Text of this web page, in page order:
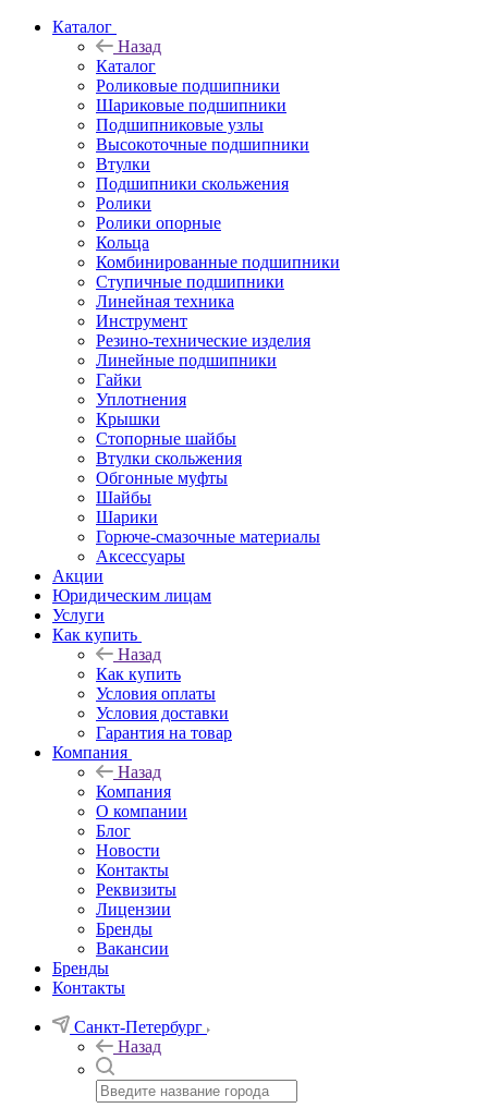
Каталог
Назад
Каталог
Роликовые подшипники
Шариковые подшипники
Подшипниковые узлы
Высокоточные подшипники
Втулки
Подшипники скольжения
Ролики
Ролики опорные
Кольца
Комбинированные подшипники
Ступичные подшипники
Линейная техника
Инструмент
Резино-технические изделия
Линейные подшипники
Гайки
Уплотнения
Крышки
Стопорные шайбы
Втулки скольжения
Обгонные муфты
Шайбы
Шарики
Горюче-смазочные материалы
Аксессуары
Акции
Юридическим лицам
Услуги
Как купить
Назад
Как купить
Условия оплаты
Условия доставки
Гарантия на товар
Компания
Назад
Компания
О компании
Блог
Новости
Контакты
Реквизиты
Лицензии
Бренды
Вакансии
Бренды
Контакты
Санкт-Петербург
Назад